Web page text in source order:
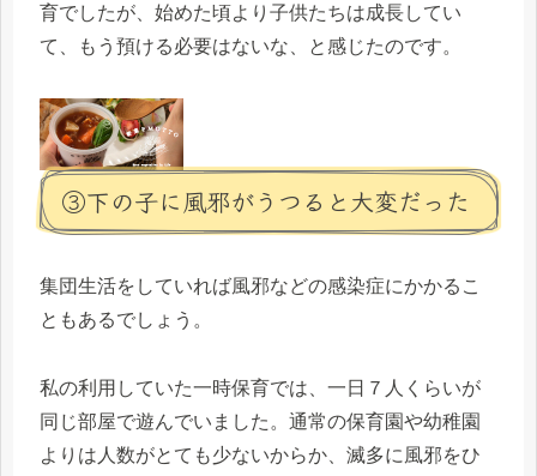
育でしたが、始めた頃より子供たちは成長してい
て、もう預ける必要はないな、と感じたのです。
③下の子に風邪がうつると大変だった
集団生活をしていれば風邪などの感染症にかかるこ
ともあるでしょう。
私の利用していた一時保育では、一日７人くらいが
同じ部屋で遊んでいました。通常の保育園や幼稚園
よりは人数がとても少ないからか、滅多に風邪をひ